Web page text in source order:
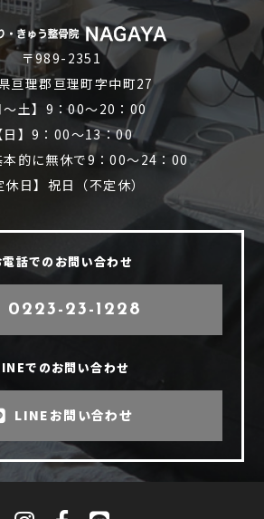
〒989-2351
亘理郡亘理町字中町27
～土】9：00～20：00
日】9：00～13：00
的に無休で9：00～24：00
休日】祝日（不定休）
電話でのお問い合わせ
0223-23-1228
でのお問い合わせ
LINEお問い合わせ